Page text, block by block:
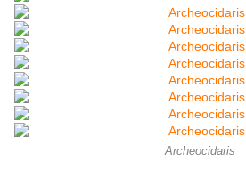
Archeocidaris